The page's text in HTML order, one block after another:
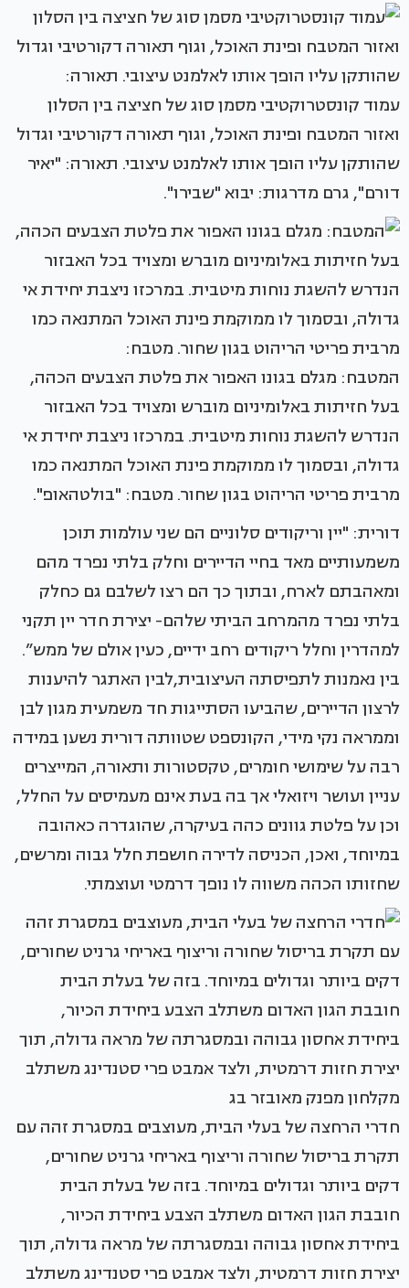
עמוד קונסטרוקטיבי מסמן סוג של חציצה בין הסלון
ואזור המטבח ופינת האוכל, וגוף תאורה דקורטיבי וגדול
שהותקן עליו הופך אותו לאלמנט עיצובי. תאורה: "יאיר
דורם", גרם מדרגות: יבוא "שבירו".
המטבח: מגלם בגונו האפור את פלטת הצבעים הכהה,
בעל חזיתות באלומיניום מוברש ומצויד בכל האבזור
הנדרש להשגת נוחות מיטבית. במרכזו ניצבת יחידת אי
גדולה, ובסמוך לו ממוקמת פינת האוכל המתנאה כמו
מרבית פריטי הריהוט בגון שחור. מטבח: "בולטהאופ".
דורית: "יין וריקודים סלוניים הם שני עולמות תוכן
משמעותיים מאד בחיי הדיירים וחלק בלתי נפרד מהם
ומאהבתם לארח, ובתוך כך הם רצו לשלבם גם כחלק
בלתי נפרד מהמרחב הביתי שלהם- יצירת חדר יין תקני
למהדרין וחלל ריקודים רחב ידיים, כעין אולם של ממש”.
בין נאמנות לתפיסתה העיצובית,לבין האתגר להיענות
לרצון הדיירים, שהביעו הסתייגות חד משמעית מגון לבן
וממראה נקי מידי, הקונספט שטוותה דורית נשען במידה
רבה על שימושי חומרים, טקסטורות ותאורה, המייצרים
עניין ועושר ויזואלי אך בה בעת אינם מעמיסים על החלל,
וכן על פלטת גוונים כהה בעיקרה, שהוגדרה כאהובה
במיוחד, ואכן, הכניסה לדירה חושפת חלל גבוה ומרשים,
שחזותו הכהה משווה לו נופך דרמטי ועוצמתי.
חדרי הרחצה של בעלי הבית, מעוצבים במסגרת זהה עם
תקרת בריסול שחורה וריצוף באריחי גרניט שחורים,
דקים ביותר וגדולים במיוחד. בזה של בעלת הבית
חובבת הגון האדום משתלב הצבע ביחידת הכיור,
ביחידת אחסון גבוהה ובמסגרתה של מראה גדולה, תוך
יצירת חזות דרמטית, ולצד אמבט פרי סטנדינג משתלב